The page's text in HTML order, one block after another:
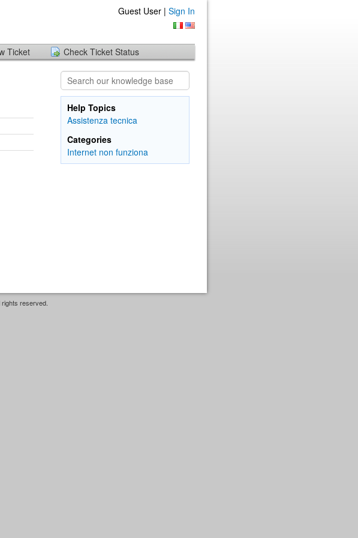
Guest User | Sign In
Ticket Check Ticket Status
Help Topics
Assistenza tecnica
Categories
Internet non funziona
reserved.